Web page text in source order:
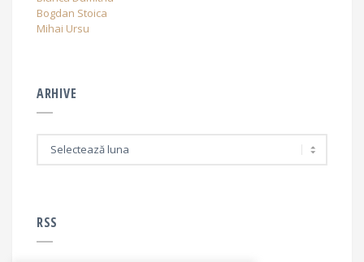
Bogdan Stoica
Mihai Ursu
ARHIVE
RSS